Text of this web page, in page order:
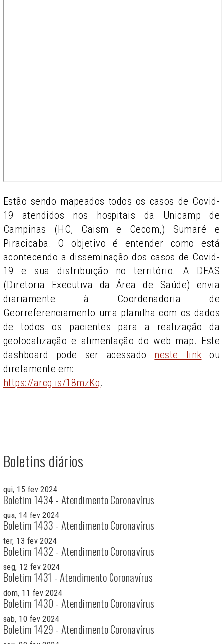
Estão sendo mapeados todos os casos de Covid-
19 atendidos nos hospitais da Unicamp de
Campinas (HC, Caism e Cecom,) Sumaré e
Piracicaba. O objetivo é entender como está
acontecendo a disseminação dos casos de Covid-
19 e sua distribuição no território. A DEAS
(Diretoria Executiva da Área de Saúde) envia
diariamente à Coordenadoria de
Georreferenciamento uma planilha com os dados
de todos os pacientes para a realização da
geolocalização e alimentação do web map. Este
dashboard pode ser acessado neste link ou
diretamente em:
https://arcg.is/18mzKq.
Boletins diários
qui, 15 fev 2024
Boletim 1434 - Atendimento Coronavírus
qua, 14 fev 2024
Boletim 1433 - Atendimento Coronavírus
ter, 13 fev 2024
Boletim 1432 - Atendimento Coronavírus
seg, 12 fev 2024
Boletim 1431 - Atendimento Coronavírus
dom, 11 fev 2024
Boletim 1430 - Atendimento Coronavírus
sab, 10 fev 2024
Boletim 1429 - Atendimento Coronavírus